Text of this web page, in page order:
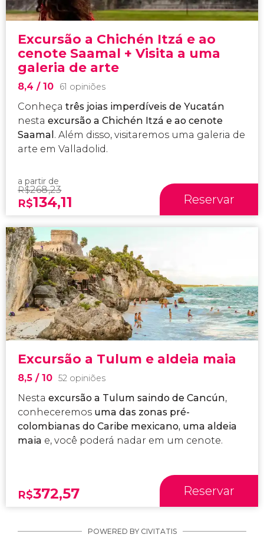
Excursão a Chichén Itzá e ao
cenote Saamal + Visita a uma
galeria de arte
8,4 / 10 61 opiniões
Conheça três joias imperdíveis de Yucatán
nesta excursão a Chichén Itzá e ao cenote
Saamal . Além disso, visitaremos uma galeria de
arte em Valladolid.
a partir de
R$268,23
R$134,11 Reservar
Excursão a Tulum e aldeia maia
8,5 / 10 52 opiniões
Nesta excursão a Tulum saindo de Cancún,
conheceremos uma das zonas pré-
colombianas do Caribe mexicano, uma aldeia
maia e, você poderá nadar em um cenote.
R$372,57 Reservar
POWERED BY CIVITATIS